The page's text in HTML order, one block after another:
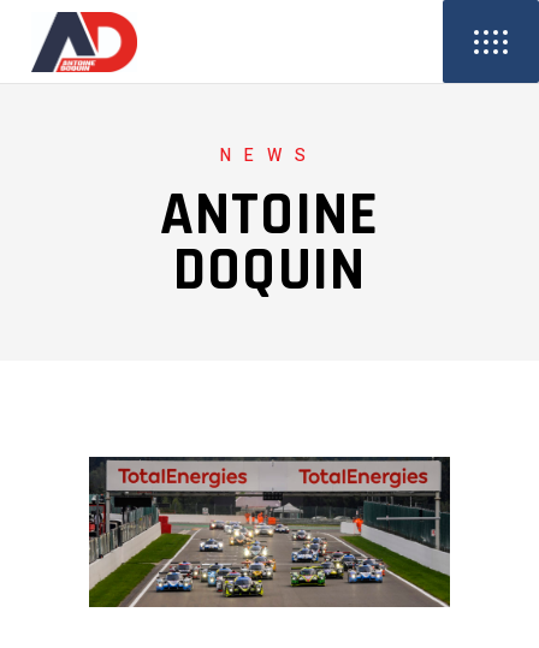
NEWS
ANTOINE
DOQUIN